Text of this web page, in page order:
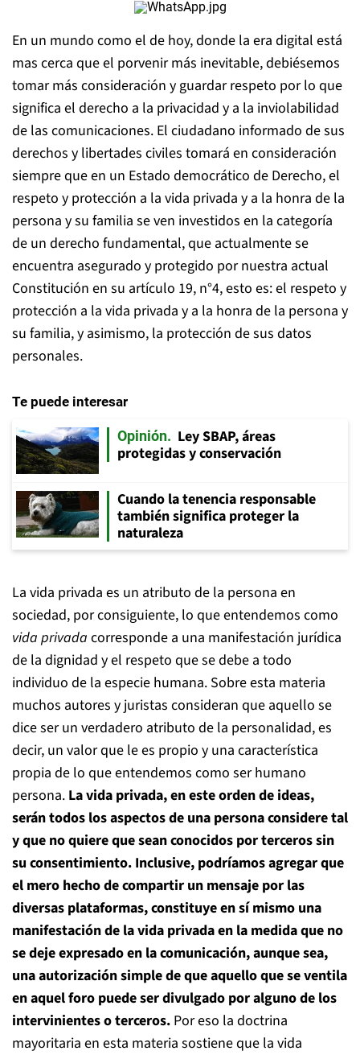
En un mundo como el de hoy, donde la era digital está
mas cerca que el porvenir más inevitable, debiésemos
tomar más consideración y guardar respeto por lo que
significa el derecho a la privacidad y a la inviolabilidad
de las comunicaciones. El ciudadano informado de sus
derechos y libertades civiles tomará en consideración
siempre que en un Estado democrático de Derecho, el
respeto y protección a la vida privada y a la honra de la
persona y su familia se ven investidos en la categoría
de un derecho fundamental, que actualmente se
encuentra asegurado y protegido por nuestra actual
Constitución en su artículo 19, n°4, esto es: el respeto y
protección a la vida privada y a la honra de la persona y
su familia, y asimismo, la protección de sus datos
personales.
Te puede interesar
Opinión
Ley SBAP, áreas
protegidas y conservación
Cuando la tenencia responsable
también significa proteger la
naturaleza
La vida privada es un atributo de la persona en
sociedad, por consiguiente, lo que entendemos como
vida privada corresponde a una manifestación jurídica
de la dignidad y el respeto que se debe a todo
individuo de la especie humana. Sobre esta materia
muchos autores y juristas consideran que aquello se
dice ser un verdadero atributo de la personalidad, es
decir, un valor que le es propio y una característica
propia de lo que entendemos como ser humano
persona. La vida privada, en este orden de ideas,
serán todos los aspectos de una persona considere tal
y que no quiere que sean conocidos por terceros sin
su consentimiento. Inclusive, podríamos agregar que
el mero hecho de compartir un mensaje por las
diversas plataformas, constituye en sí mismo una
manifestación de la vida privada en la medida que no
se deje expresado en la comunicación, aunque sea,
una autorización simple de que aquello que se ventila
en aquel foro puede ser divulgado por alguno de los
intervinientes o terceros. Por eso la doctrina
mayoritaria en esta materia sostiene que la vida